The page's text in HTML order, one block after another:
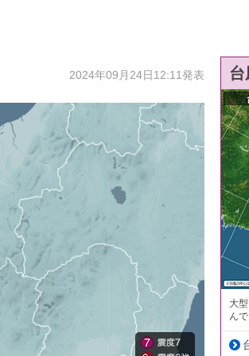
2024年09月24日12:11発表
大
ん